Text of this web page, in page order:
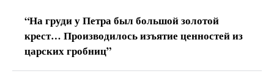
“На груди у Петра был большой золотой
крест… Производилось изъятие ценностей из
царских гробниц”